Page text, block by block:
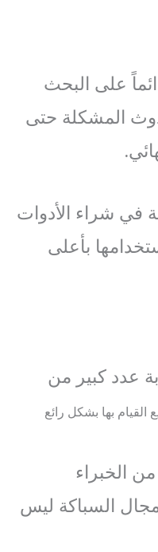
على البحث
المشكلة حتى
في شراء الأدوات
بأعلى
عدد كبير من
القيام بها بشكل رائع
الخبراء
السباكة ليس